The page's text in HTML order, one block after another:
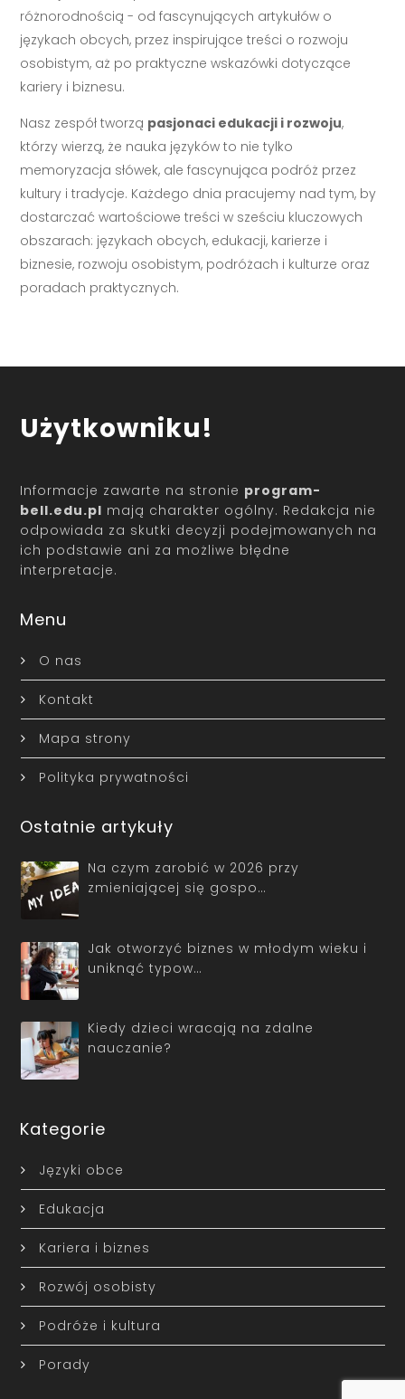
różnorodnością - od fascynujących artykułów o
językach obcych, przez inspirujące treści o rozwoju
osobistym, aż po praktyczne wskazówki dotyczące
kariery i biznesu.
Nasz zespół tworzą pasjonaci edukacji i rozwoju,
którzy wierzą, że nauka języków to nie tylko
memoryzacja słówek, ale fascynująca podróż przez
kultury i tradycje. Każdego dnia pracujemy nad tym, by
dostarczać wartościowe treści w sześciu kluczowych
obszarach: językach obcych, edukacji, karierze i
biznesie, rozwoju osobistym, podróżach i kulturze oraz
poradach praktycznych.
Użytkowniku!
Informacje zawarte na stronie program-
bell.edu.pl mają charakter ogólny. Redakcja nie
odpowiada za skutki decyzji podejmowanych na
ich podstawie ani za możliwe błędne
interpretacje.
Menu
O nas
Kontakt
Mapa strony
Polityka prywatności
Ostatnie artykuły
Na czym zarobić w 2026 przy
zmieniającej się gospo…
Jak otworzyć biznes w młodym wieku i
uniknąć typow…
Kiedy dzieci wracają na zdalne
nauczanie?
Kategorie
Języki obce
Edukacja
Kariera i biznes
Rozwój osobisty
Podróże i kultura
Porady